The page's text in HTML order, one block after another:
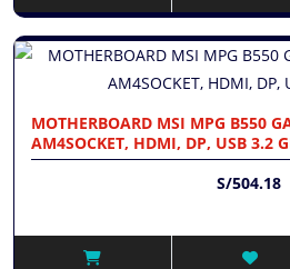
MOTHERBOARD MSI MPG B550
AM4SOCKET, HDMI, DP, USB 3.2
S/504.18